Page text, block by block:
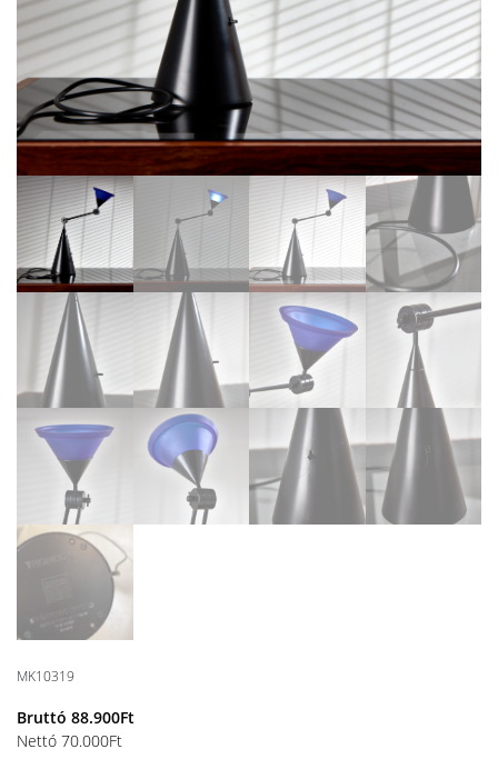
MK10319
Bruttó 88.900Ft
Nettó 70.000Ft